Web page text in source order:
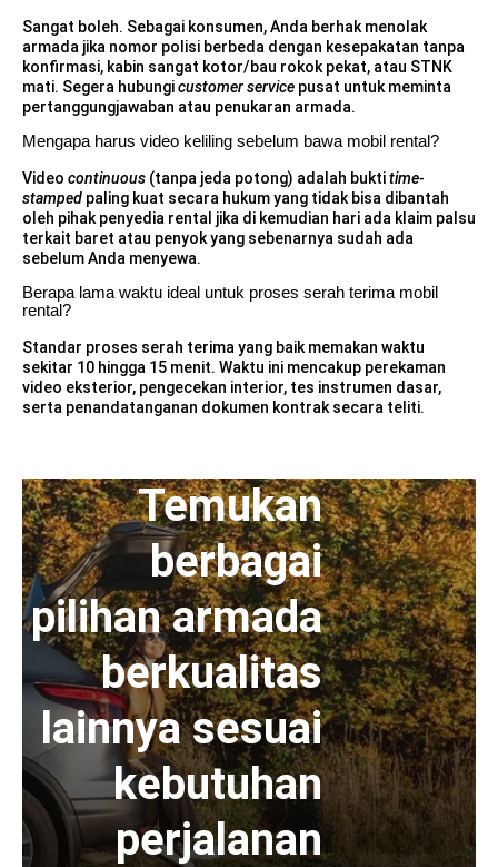
Sangat boleh. Sebagai konsumen, Anda berhak menolak
armada jika nomor polisi berbeda dengan kesepakatan tanpa
konfirmasi, kabin sangat kotor/bau rokok pekat, atau STNK
mati. Segera hubungicustomer service pusat untuk meminta
pertanggungjawaban atau penukaran armada.
Mengapa harus video keliling sebelum bawa mobil rental?
Video continuous (tanpa jeda potong) adalah buktitime-
stamped paling kuat secara hukum yang tidak bisa dibantah
oleh pihak penyedia rental jika di kemudian hari ada klaim palsu
terkait baret atau penyok yang sebenarnya sudah ada
sebelum Anda menyewa.
Berapa lama waktu ideal untuk proses serah terima mobil
rental?
Standar proses serah terima yang baik memakan waktu
sekitar 10 hingga 15 menit. Waktu ini mencakup perekaman
video eksterior, pengecekan interior, tes instrumen dasar,
serta penandatanganan dokumen kontrak secara teliti.
Temukan
berbagai
pilihan armada
berkualitas
lainnya sesuai
kebutuhan
perjalanan